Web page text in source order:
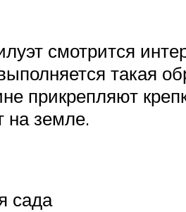
смотрится
такая
прикрепляют
на земле.
сада